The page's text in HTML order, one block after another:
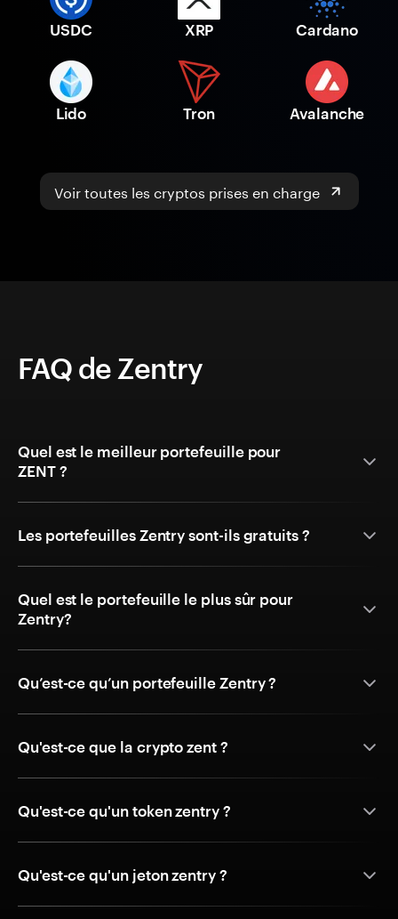
USDC XRP Cardano
Lido Tron Avalanche
Voir toutes les cryptos prises en charge
FAQ de Zentry
Quel est le meilleur portefeuille pour
ZENT ?
Les portefeuilles Zentry sont-ils gratuits ?
Quel est le portefeuille le plus sûr pour
Zentry?
Qu’est-ce qu’un portefeuille Zentry ?
Qu'est-ce que la crypto zent ?
Qu'est-ce qu'un token zentry ?
Qu'est-ce qu'un jeton zentry ?